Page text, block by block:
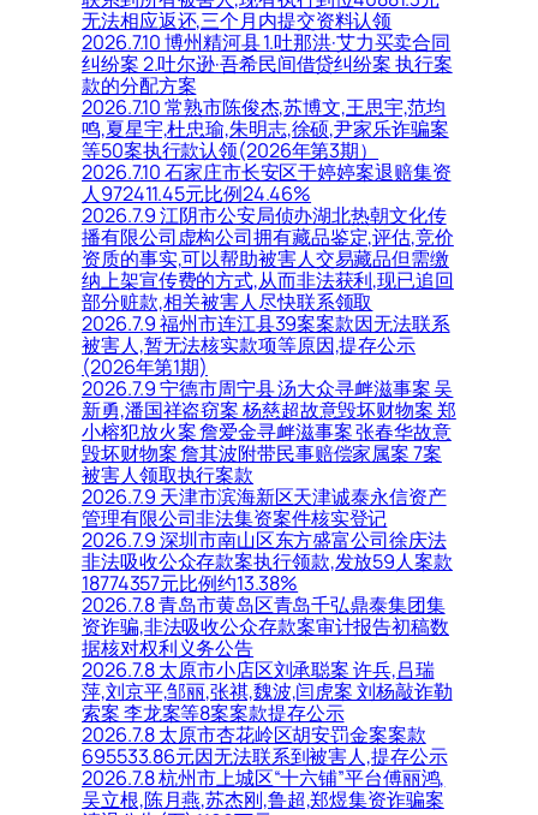
无法相应返还,三个月内提交资料认领
2026.7.10 博州精河县 1.吐那洪·艾力买卖合同
纠纷案 2.吐尔逊·吾希民间借贷纠纷案 执行案
款的分配方案
2026.7.10 常熟市陈俊杰,苏博文,王思宇,范均
鸣,夏星宇,杜忠瑜,朱明志,徐硕,尹家乐诈骗案
等50案执行款认领(2026年第3期）
2026.7.10 石家庄市长安区于婷婷案退赔集资
人972411.45元比例24.46%
2026.7.9 江阴市公安局侦办湖北热朝文化传
播有限公司虚构公司拥有藏品鉴定,评估,竞价
资质的事实,可以帮助被害人交易藏品但需缴
纳上架宣传费的方式,从而非法获利,现已追回
部分赃款,相关被害人尽快联系领取
2026.7.9 福州市连江县39案案款因无法联系
被害人,暂无法核实款项等原因,提存公示
(2026年第1期)
2026.7.9 宁德市周宁县 汤大众寻衅滋事案 吴
新勇,潘国祥盗窃案 杨慈超故意毁坏财物案 郑
小榕犯放火案 詹爱金寻衅滋事案 张春华故意
毁坏财物案 詹其波附带民事赔偿家属案 7案
被害人领取执行案款
2026.7.9 天津市滨海新区天津诚泰永信资产
管理有限公司非法集资案件核实登记
2026.7.9 深圳市南山区东方盛富公司徐庆法
非法吸收公众存款案执行领款,发放59人案款
18774357元比例约13.38%
2026.7.8 青岛市黄岛区青岛千弘鼎泰集团集
资诈骗,非法吸收公众存款案审计报告初稿数
据核对权利义务公告
2026.7.8 太原市小店区刘承聪案 许兵,吕瑞
萍,刘京平,邹丽,张祺,魏波,闫虎案 刘杨敲诈勒
索案 李龙案等8案案款提存公示
2026.7.8 太原市杏花岭区胡安罚金案案款
695533.86元因无法联系到被害人,提存公示
2026.7.8 杭州市上城区“十六铺”平台傅丽鸿,
吴立根,陈月燕,苏杰刚,鲁超,郑煜集资诈骗案